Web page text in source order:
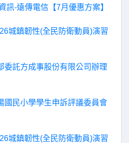
訊-遠傳電信【7月優惠方案】
城鎮韌性(全民防衛動員)演習
委託方成事股份有限公司辦理
國民小學學生申訴評議委員會
城鎮韌性(全民防衛動員)演習